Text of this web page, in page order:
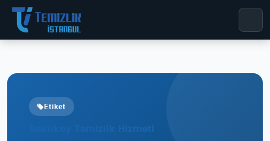
Etiket
Bakirkoy Temizlik Hizmeti